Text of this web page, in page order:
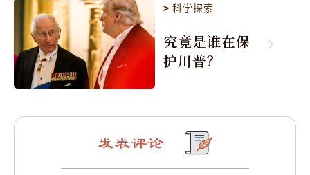
>科学探索
究竟是谁在保
护川普？
发表评论